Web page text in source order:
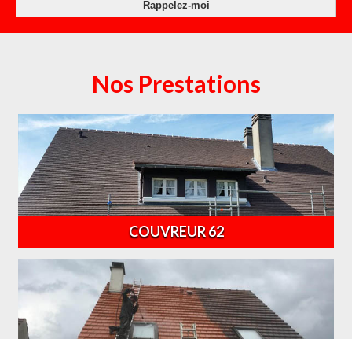
Nos Prestations
COUVREUR 62